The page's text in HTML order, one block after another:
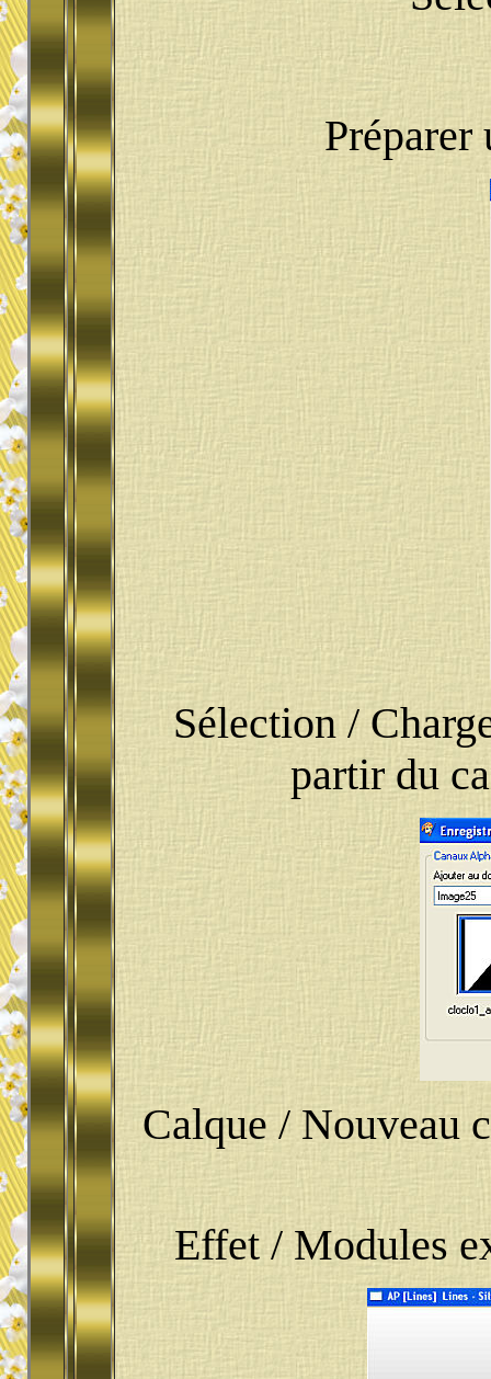
Préparer
Sélection /
partir du
Calque / Nouveau
Effet / Modules